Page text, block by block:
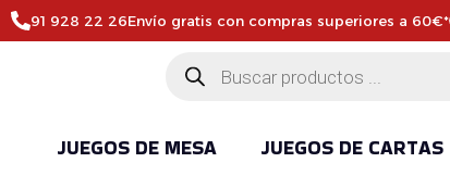
91 928 22 26Envío gratis con compras superiores a 60€*
JUEGOS DE MESA JUEGOS DE CARTAS